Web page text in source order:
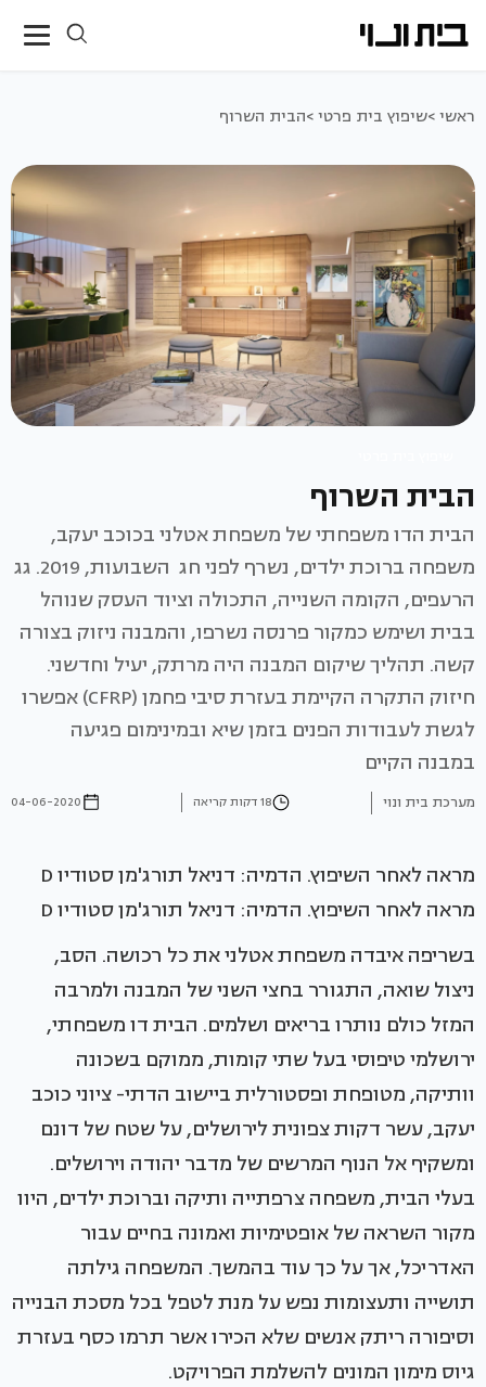
ראשי >שיפוץ בית פרטי >הבית השרוף
הבית השרוף
הבית הדו משפחתי של משפחת אטלני בכוכב יעקב,
משפחה ברוכת ילדים, נשרף לפני חג השבועות, 2019. גג
הרעפים, הקומה השנייה, התכולה וציוד העסק שנוהל
בבית ושימש כמקור פרנסה נשרפו, והמבנה ניזוק בצורה
קשה. תהליך שיקום המבנה היה מרתק, יעיל וחדשני.
חיזוק התקרה הקיימת בעזרת סיבי פחמן (CFRP) אפשרו
לגשת לעבודות הפנים בזמן שיא ובמינימום פגיעה
במבנה הקיים
מערכת בית ונוי 18 דקות קריאה 04-06-2020
מראה לאחר השיפוץ. הדמיה: דניאל תורג'מן סטודיו D
מראה לאחר השיפוץ. הדמיה: דניאל תורג'מן סטודיו D
בשריפה איבדה משפחת אטלני את כל רכושה. הסב,
ניצול שואה, התגורר בחצי השני של המבנה ולמרבה
המזל כולם נותרו בריאים ושלמים. הבית דו משפחתי,
ירושלמי טיפוסי בעל שתי קומות, ממוקם בשכונה
וותיקה, מטופחת ופסטורלית ביישוב הדתי- ציוני כוכב
יעקב, עשר דקות צפונית לירושלים, על שטח של דונם
ומשקיף אל הנוף המרשים של מדבר יהודה וירושלים.
בעלי הבית, משפחה צרפתייה ותיקה וברוכת ילדים, היוו
מקור השראה של אופטימיות ואמונה בחיים עבור
האדריכל, אך על כך עוד בהמשך. המשפחה גילתה
תושייה ותעצומות נפש על מנת לטפל בכל מסכת הבנייה
וסיפורה ריתק אנשים שלא הכירו אשר תרמו כסף בעזרת
גיוס מימון המונים להשלמת הפרויקט.